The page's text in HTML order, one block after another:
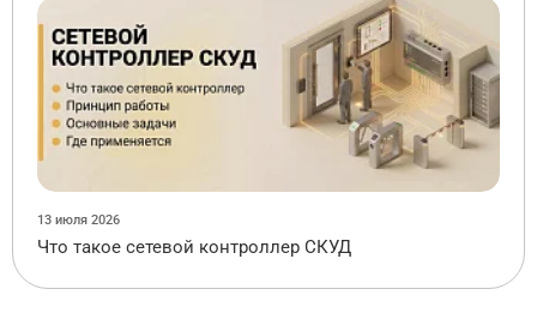
13 июля 2026
Что такое сетевой контроллер СКУД